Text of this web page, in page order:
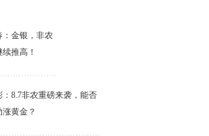
：金银，非农
推高！
：8.7非农重磅来袭，能否
涨黄金？